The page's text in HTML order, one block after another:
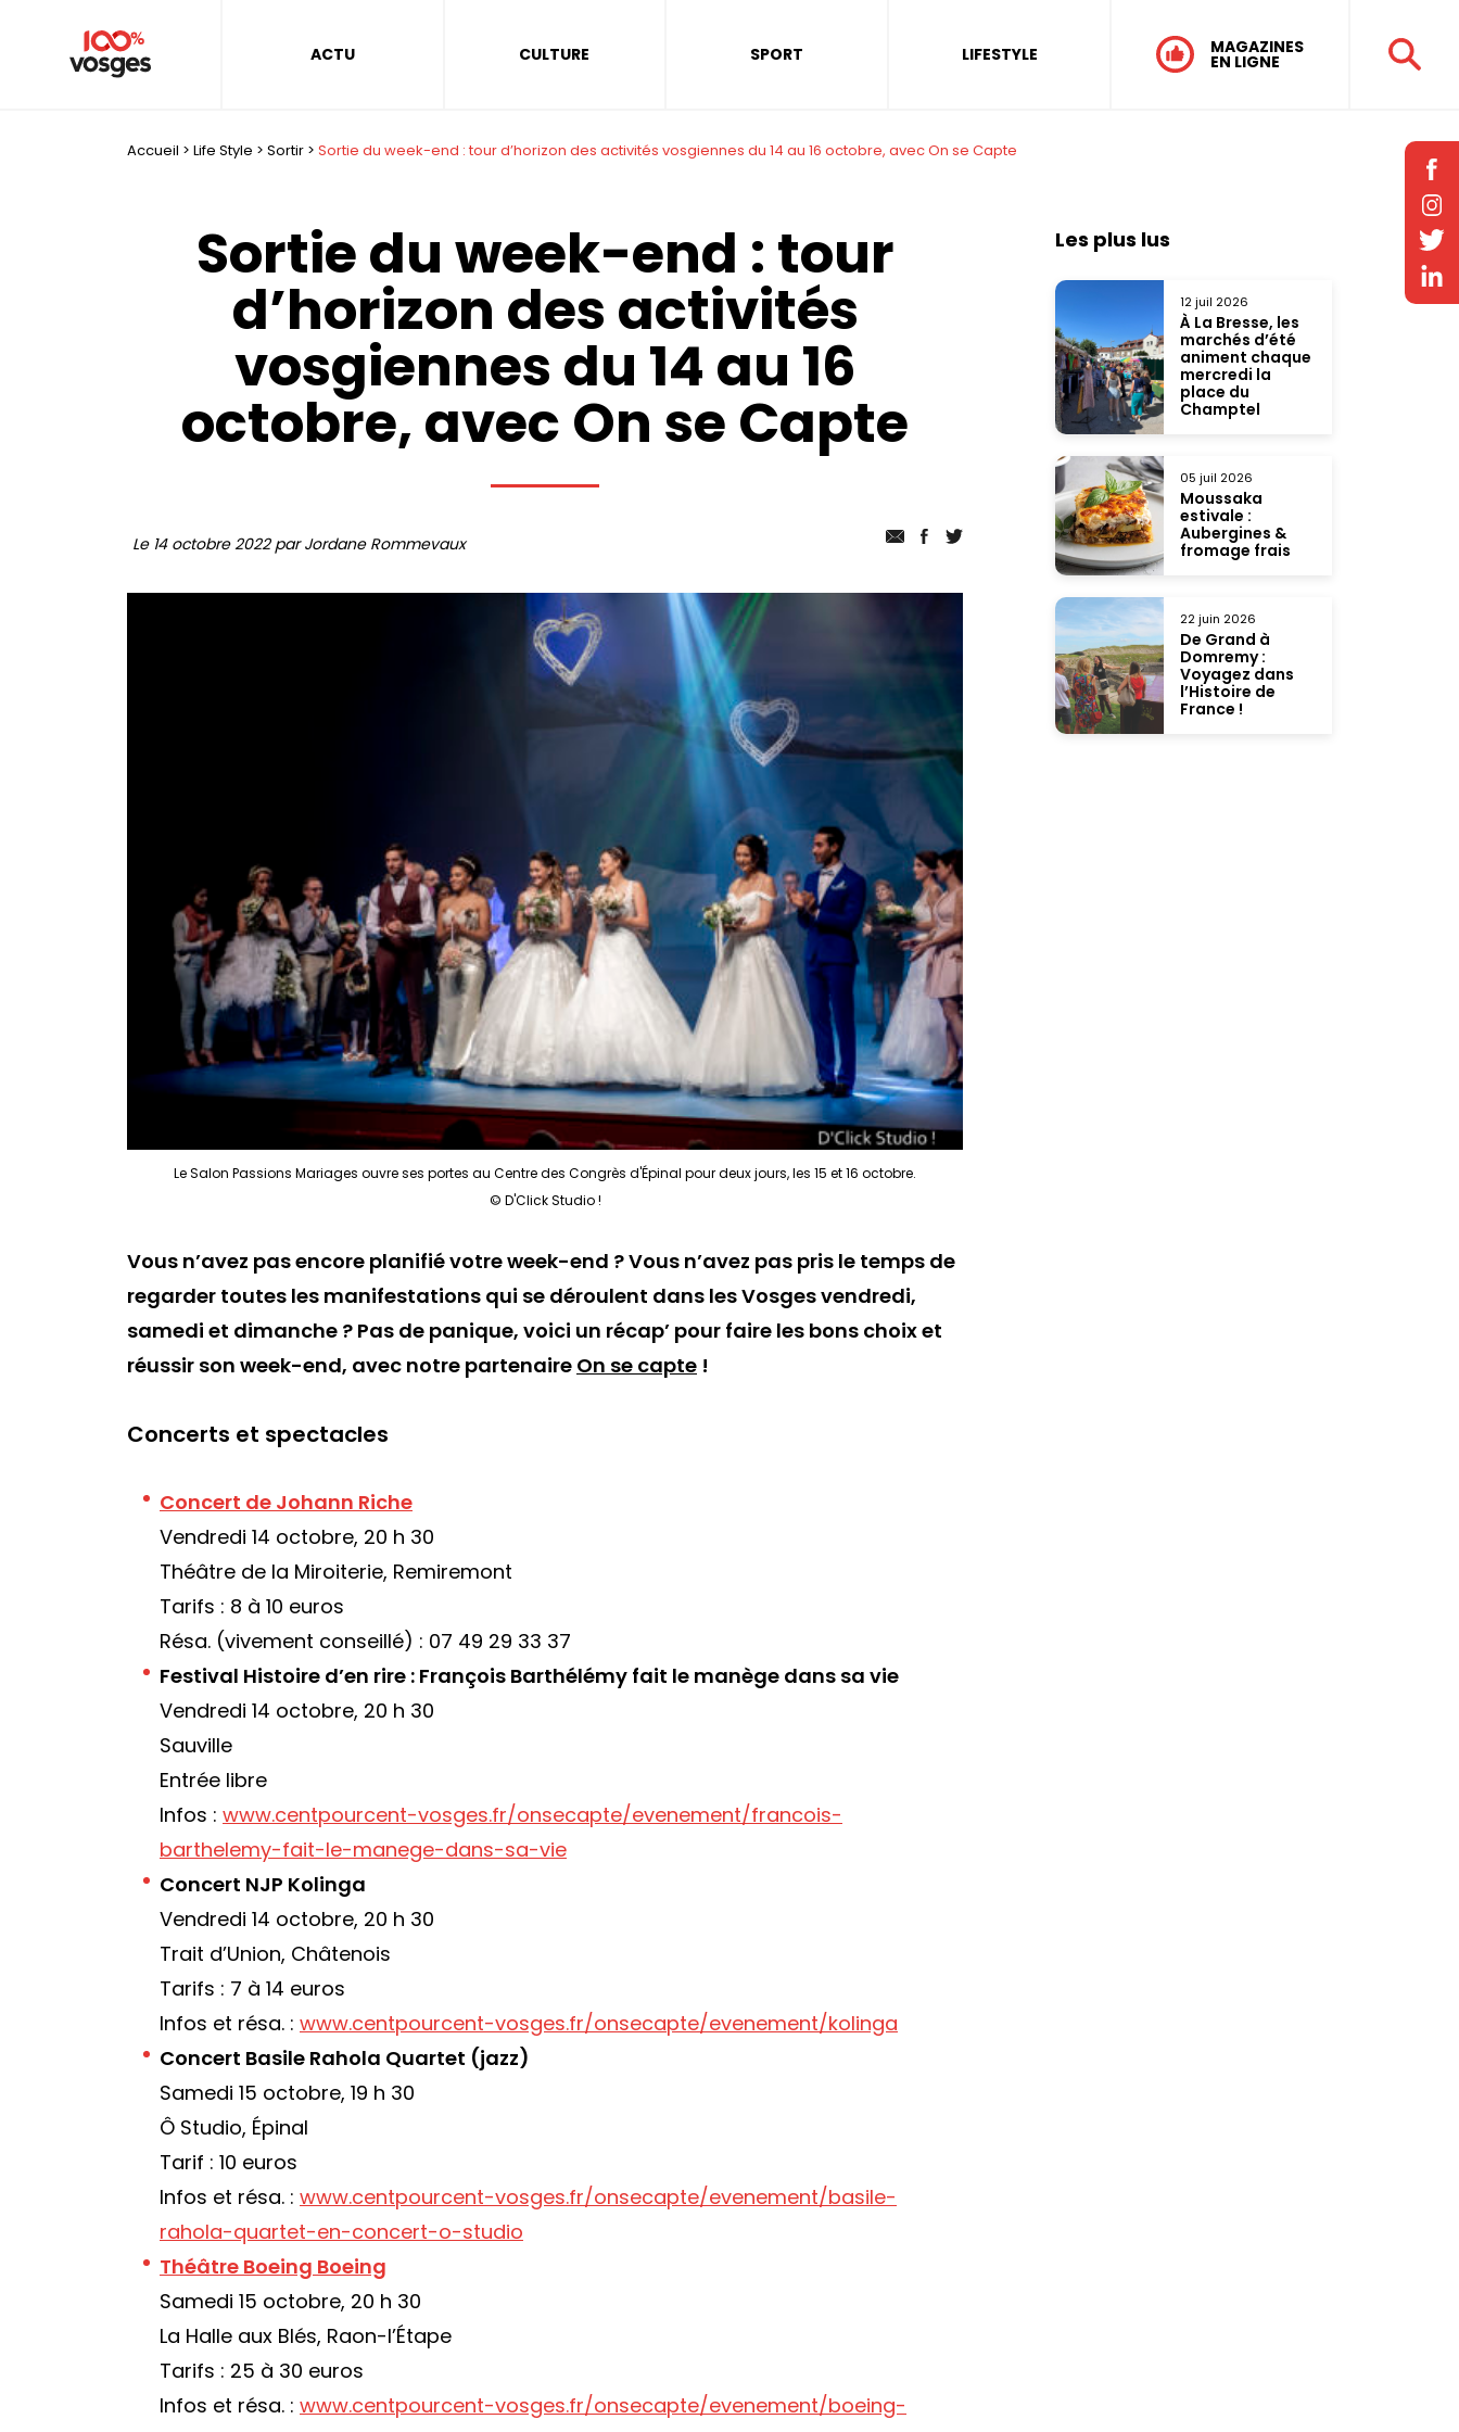
ACTU CULTURE SPORT LIFESTYLE MAGAZINES
EN LIGNE
Accueil > Life Style > Sortir > Sortie du week-end : tour d’horizon des activités vosgiennes du 14 au 16 octobre, avec On se Capte
Sortie du week-end : tour
d’horizon des activités
vosgiennes du 14 au 16
octobre, avec On se Capte
Le 14 octobre 2022 par Jordane Rommevaux
Le Salon Passions Mariages ouvre ses portes au Centre des Congrès d'Épinal pour deux jours, les 15 et 16 octobre.
© D'Click Studio !
Vous n’avez pas encore planifié votre week-end ? Vous n’avez pas pris le temps de
regarder toutes les manifestations qui se déroulent dans les Vosges vendredi,
samedi et dimanche ? Pas de panique, voici un récap’ pour faire les bons choix et
réussir son week-end, avec notre partenaire On se capte !
Concerts et spectacles
Concert de Johann Riche
Vendredi 14 octobre, 20 h 30
Théâtre de la Miroiterie, Remiremont
Tarifs : 8 à 10 euros
Résa. (vivement conseillé) : 07 49 29 33 37
Festival Histoire d’en rire : François Barthélémy fait le manège dans sa vie
Vendredi 14 octobre, 20 h 30
Sauville
Entrée libre
Infos : www.centpourcent-vosges.fr/onsecapte/evenement/francois-
barthelemy-fait-le-manege-dans-sa-vie
Concert NJP Kolinga
Vendredi 14 octobre, 20 h 30
Trait d’Union, Châtenois
Tarifs : 7 à 14 euros
Infos et résa. : www.centpourcent-vosges.fr/onsecapte/evenement/kolinga
Concert Basile Rahola Quartet (jazz)
Samedi 15 octobre, 19 h 30
Ô Studio, Épinal
Tarif : 10 euros
Infos et résa. : www.centpourcent-vosges.fr/onsecapte/evenement/basile-
rahola-quartet-en-concert-o-studio
Théâtre Boeing Boeing
Samedi 15 octobre, 20 h 30
La Halle aux Blés, Raon-l’Étape
Tarifs : 25 à 30 euros
Infos et résa. : www.centpourcent-vosges.fr/onsecapte/evenement/boeing-
Les plus lus
12 juil 2026
À La Bresse, les
marchés d’été
animent chaque
mercredi la
place du
Champtel
05 juil 2026
Moussaka
estivale :
Aubergines &
fromage frais
22 juin 2026
De Grand à
Domremy :
Voyagez dans
l’Histoire de
France !